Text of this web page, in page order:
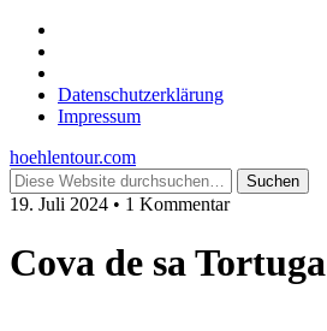
Datenschutzerklärung
Impressum
hoehlentour.com
19. Juli 2024 • 1 Kommentar
Cova de sa Tortuga